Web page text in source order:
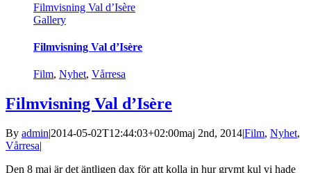
Filmvisning Val d’Isère
Gallery
Filmvisning Val d’Isère
Film, Nyhet, Vårresa
Filmvisning Val d’Isère
By admin|2014-05-02T12:44:03+02:00maj 2nd, 2014|Film, Nyhet,
Vårresa|
Den 8 maj är det äntligen dax för att kolla in hur grymt kul vi hade